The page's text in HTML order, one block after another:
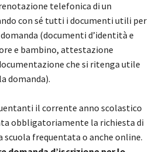
telefonica di un
con sé tutti i documenti utili per
(documenti d’identità e
e bambino, attestazione
che si ritenga utile
domanda).
il corrente anno scolastico
obbligatoriamente la richiesta di
scuola frequentata o anche online.